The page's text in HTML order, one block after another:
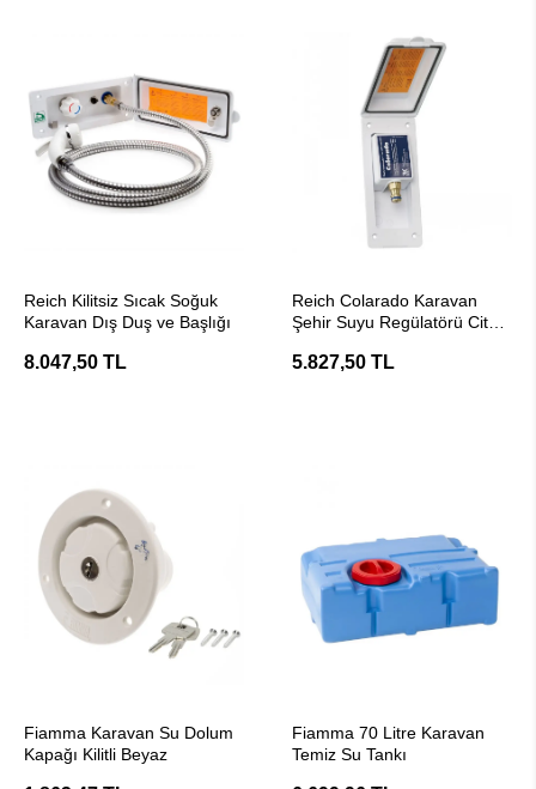
Reich Kilitsiz Sıcak Soğuk
Karavan Dış Duş ve Başlığı
8.047,50 TL
Reich Colarado Karavan
Şehir Suyu Regülatörü City
5.827,50 TL
Fiamma Karavan Su Dolum
Kapağı Kilitli Beyaz
Fiamma 70 Litre Karavan
Temiz Su Tankı